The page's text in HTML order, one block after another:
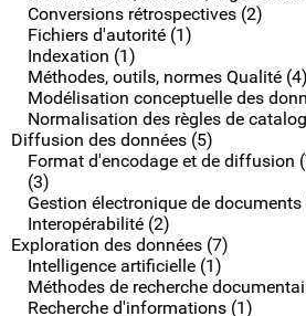
Conversions rétrospectives (2)
Fichiers d'autorité (1)
Indexation (1)
Méthodes, outils, normes Qualité (4)
Modélisation conceptuelle des
Normalisation des règles de
Diffusion des données (5)
Format d'encodage et de diffusion
(3)
Gestion électronique de documents
Interopérabilité (2)
Exploration des données (7)
Intelligence artificielle (1)
Méthodes de recherche
Recherche d'informations (1)